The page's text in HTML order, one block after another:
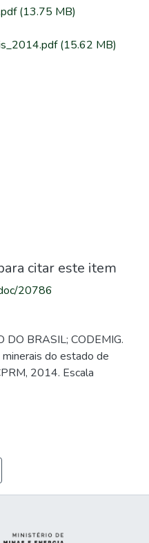
(13.75 MB)
(15.62 MB)
citar este item
20786
DO BRASIL; CODEMIG.
do estado de
2014. Escala